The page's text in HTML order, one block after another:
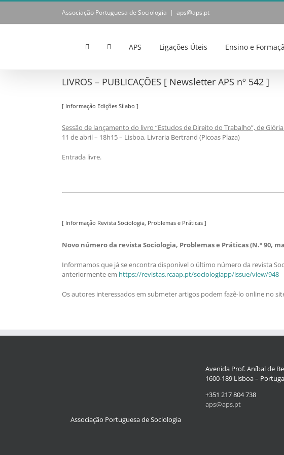
Skip
content
Associação Portuguesa de Sociologia | aps@aps.pt
APS Ligações Úteis Ensino e
LIVROS – PUBLICAÇÕES [ Newsletter APS nº 542 ]
[ Informação Edições Sílabo ]
Sessão de lançamento do livro “Estudos de Direito do Trabalho”, de
11 de abril – 18h15 – Lisboa, Livraria Bertrand (Picoas Plaza)
Entrada livre.
[ Informação Revista Sociologia, Problemas e Práticas ]
Novo número da revista Sociologia, Problemas e Práticas (N.º 90,
Informamos que já se encontra disponível o último número da revista
anteriormente em https://revistas.rcaap.pt/sociologiapp/issue/view/948
Os autores interessados em submeter artigos podem fazê-lo online no
Associação Portuguesa de Sociologia
Avenida Prof. Aníbal de
1600-189 Lisboa –
+351 217 804 738
aps@aps.pt